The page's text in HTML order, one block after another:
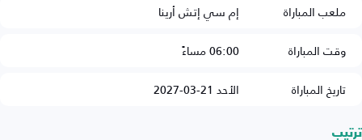
ملعب المباراة
إم سي إتش أرينا
وقت المباراة
06:00 مساءً
تاريخ المباراة
الأحد 21-03-2027
ترتيب